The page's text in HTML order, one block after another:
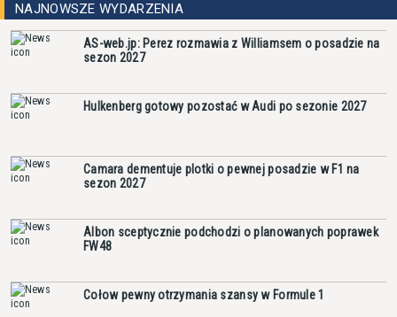
NAJNOWSZE WYDARZENIA
AS-web.jp: Perez rozmawia z Williamsem o posadzie na
sezon 2027
Hulkenberg gotowy pozostać w Audi po sezonie 2027
Camara dementuje plotki o pewnej posadzie w F1 na
sezon 2027
Albon sceptycznie podchodzi o planowanych poprawek
FW48
Cołow pewny otrzymania szansy w Formule 1